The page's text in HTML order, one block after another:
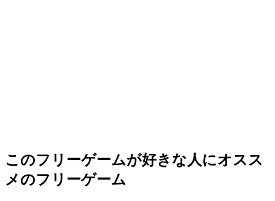
このフリーゲームが好きな人にオスス
メのフリーゲーム